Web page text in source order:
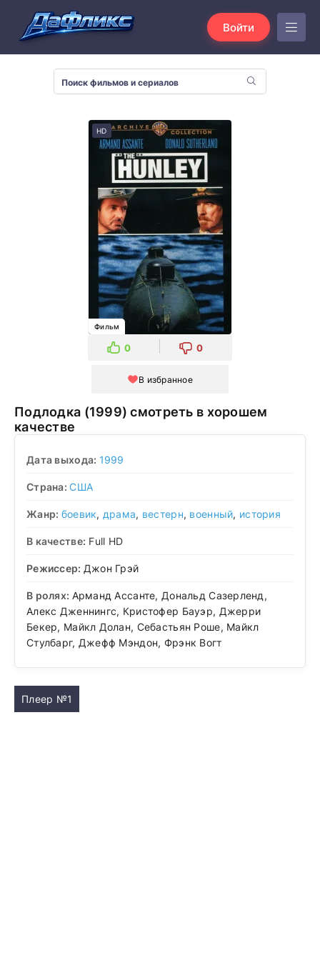
Войти
HD
Фильм
0 0
В избранное
Подлодка (1999) смотреть в хорошем
качестве
Дата выхода: 1999
Страна:США
Жанр: боевик, драма, вестерн, военный, история
В качестве: Full HD
Режиссер: Джон Грэй
В ролях: Арманд Ассанте, Дональд Сазерленд,
Алекс Дженнингс, Кристофер Бауэр, Джерри
Бекер, Майкл Долан, Себастьян Роше, Майкл
Стулбарг, Джефф Мэндон, Фрэнк Вогт
Плеер №1